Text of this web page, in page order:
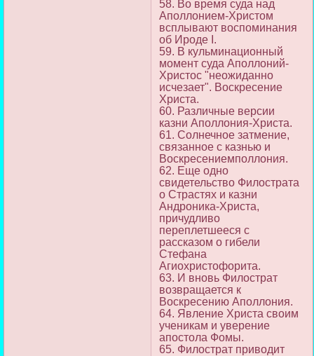
58. Во время суда над
Аполлонием-Христом
всплывают воспоминания
об Ироде I.
59. В кульминационный
момент суда Аполлоний-
Христос "неожиданно
исчезает". Воскресение
Христа.
60. Различные версии
казни Аполлония-Христа.
61. Солнечное затмение,
связанное с казнью и
Воскресениемполлония.
62. Еще одно
свидетельство Филострата
о Страстях и казни
Андроника-Христа,
причудливо
переплетшееся с
рассказом о гибели
Стефана
Агиохристофорита.
63. И вновь Филострат
возвращается к
Воскресению Аполлония.
64. Явление Христа своим
ученикам и уверение
апостола Фомы.
65. Филострат приводит